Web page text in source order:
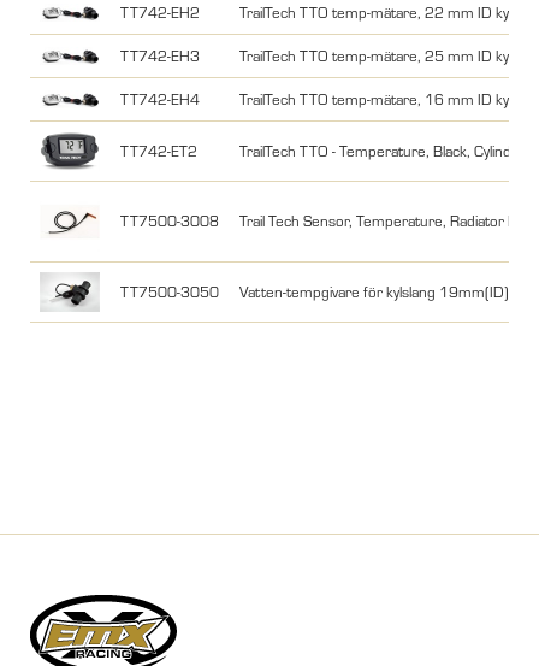
TT742-EH2 TrailTech TTO temp-mätare, 22 mm ID
TT742-EH3 TrailTech TTO temp-mätare, 25 mm ID
TT742-EH4 TrailTech TTO temp-mätare, 16 mm ID
TT742-ET2 TrailTech TTO - Temperature, Black, Cylinder
TT7500-3008 Trail Tech Sensor, Temperature, Radiator Fin
TT7500-3050 Vatten-tempgivare för kylslang 19mm(ID)